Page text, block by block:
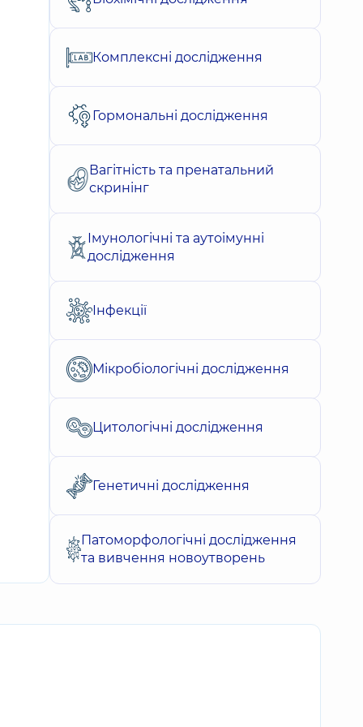
Комплексні дослідження
Гормональні дослідження
Вагітність та пренатальний
скринінг
Імунологічні та аутоімунні
дослідження
Інфекції
Мікробіологічні дослідження
Цитологічні дослідження
Генетичні дослідження
Патоморфологічні дослідження
та вивчення новоутворень